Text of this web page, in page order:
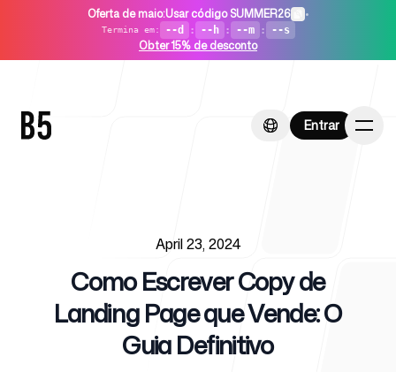
Oferta de maio:Usar código SUMMER26 •
Termina em: --d : --h : --m : --s
Obter 15% de desconto
Entrar
Entrar
Para startups
April 23, 2024
Como Escrever Copy de
Landing Page que Vende: O
Guia Definitivo